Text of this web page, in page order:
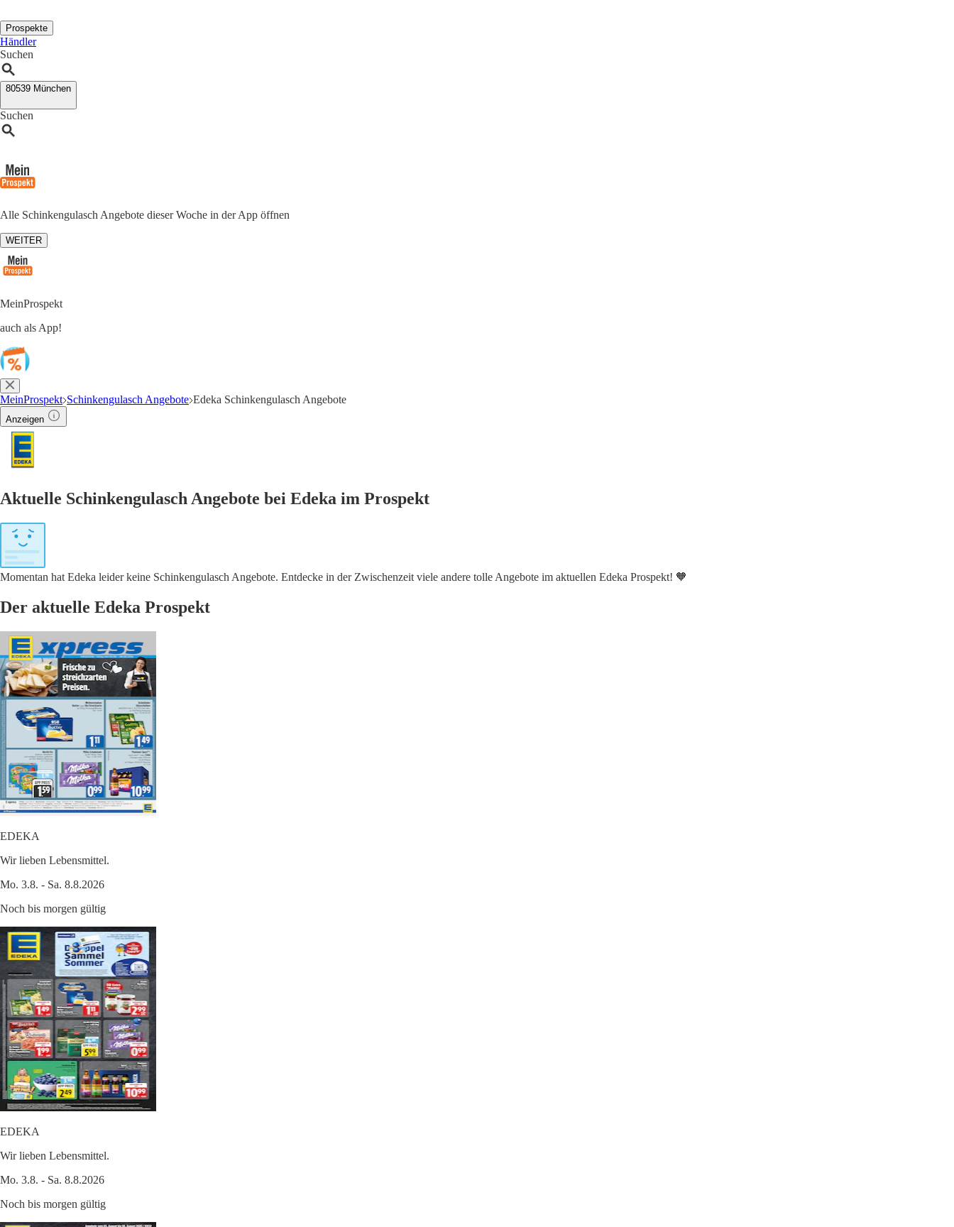
Prospekte
Händler
Suchen
80539 München
Suchen
Alle Schinkengulasch Angebote dieser Woche in der App öffnen
WEITER
MeinProspekt
auch als App!
MeinProspekt Schinkengulasch Angebote Edeka Schinkengulasch Angebote
Anzeigen
Aktuelle Schinkengulasch Angebote bei Edeka im Prospekt
Momentan hat Edeka leider keine Schinkengulasch Angebote. Entdecke in der Zwischenzeit viele andere tolle Angebote im aktuellen Edeka Prospekt! 🧡
Der aktuelle Edeka Prospekt
EDEKA
Wir lieben Lebensmittel.
Mo. 3.8. - Sa. 8.8.2026
Noch bis morgen gültig
EDEKA
Wir lieben Lebensmittel.
Mo. 3.8. - Sa. 8.8.2026
Noch bis morgen gültig